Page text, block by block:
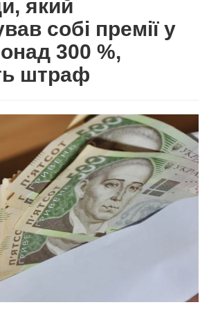
який
собі премії у
300 %,
штраф